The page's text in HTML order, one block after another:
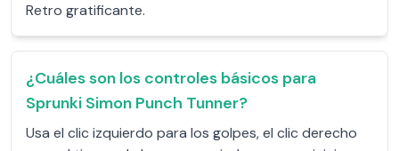
Retro gratificante.
¿Cuáles son los controles básicos para
Sprunki Simon Punch Tunner?
Usa el clic izquierdo para los golpes, el clic derecho